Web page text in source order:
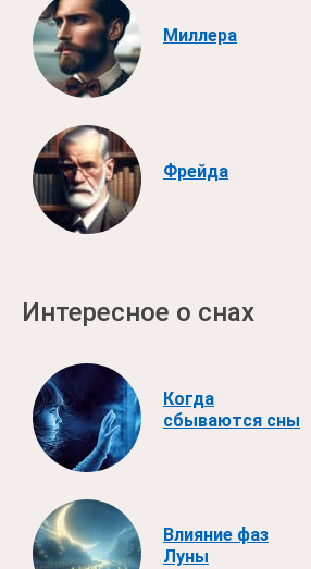
Миллера
Фрейда
Интересное о снах
Когда
сбываются сны
Влияние фаз
Луны